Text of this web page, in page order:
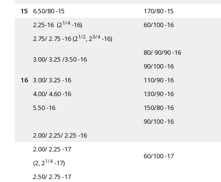
15
6.50/80 -15 170/80 -15
16
2.25-16 (21/4 -16)
60/100 -16
2.75/ 2.75 -16 (21/2 , 23/4 -16)
3.00/ 3.25 /3.50 -16
80/ 90/90 -16
90/100 -16
3.00/ 3.25 -16
110/90 -16
4.00/ 4.60 -16
130/90 -16
5.50 -16
150/80 -16
90/100 -16
2.00/ 2.25/ 2.25 -16
2.00/ 2.25 -17
(2, 21/4 -17)
60/100 -17
2.50/ 2.75 -17